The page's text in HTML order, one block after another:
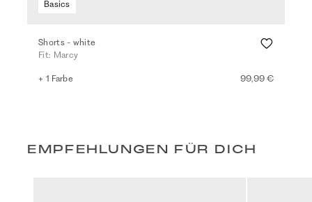
Basics
Shorts - white
Fit: Marcy
+ 1 Farbe 99,99 €
EMPFEHLUNGEN FÜR DICH